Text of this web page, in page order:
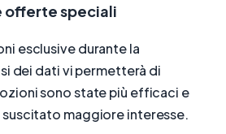
offerte speciali
esclusive durante la
dei dati vi permetterà di
sono state più efficaci e
maggiore interesse.